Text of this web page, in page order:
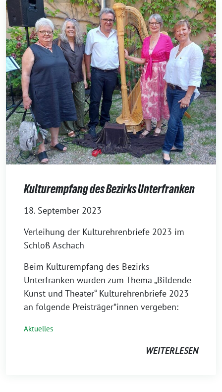
Kulturempfang des Bezirks Unterfranken
18. September 2023
Verleihung der Kulturehrenbriefe 2023 im
Schloß Aschach
Beim Kulturempfang des Bezirks
Unterfranken wurden zum Thema „Bildende
Kunst und Theater“ Kulturehrenbriefe 2023
an folgende Preisträger*innen vergeben:
Aktuelles
WEITERLESEN